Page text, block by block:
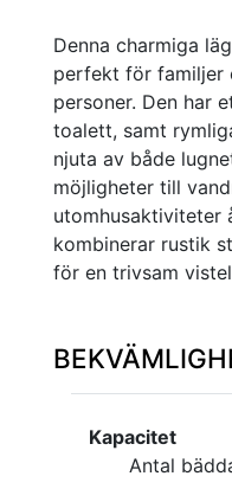
Denna charmiga
perfekt för familjer
personer. Den har
toalett, samt
njuta av både
möjligheter till
utomhusaktiviteter
kombinerar rustik
för en trivsam
Kapacitet
Antal